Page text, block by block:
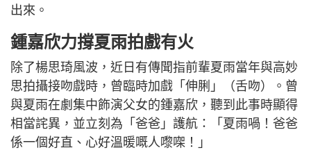
出來。
鍾嘉欣力撐夏雨拍戲有火
除了楊思琦風波，近日有傳聞指前輩夏雨當年與高妙
思拍攝接吻戲時，曾臨時加戲「伸脷」（舌吻）。曾
與夏雨在劇集中飾演父女的鍾嘉欣，聽到此事時顯得
相當詫異，並立刻為「爸爸」護航：「夏雨喎！爸爸
係一個好直、心好溫暖嘅人嚟㗎！」